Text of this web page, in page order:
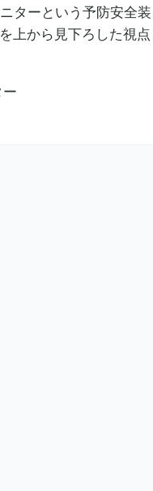
ターという予防安全装
上から見下ろした視点